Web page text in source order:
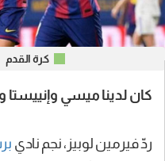
كرة القدم
كان لدينا ميسي
ردّ فيرمين لوبيز، نجم نادي